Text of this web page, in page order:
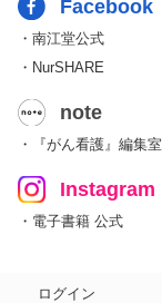
Facebook
・南江堂公式
・NurSHARE
note
・『がん看護』編集室
Instagram
・電子書籍 公式
ログイン